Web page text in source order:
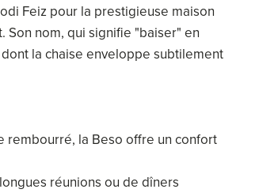
Feiz pour la prestigieuse maison
nom, qui signifie "baiser" en
la chaise enveloppe subtilement
rembourré, la Beso offre un confort
réunions ou de dîners